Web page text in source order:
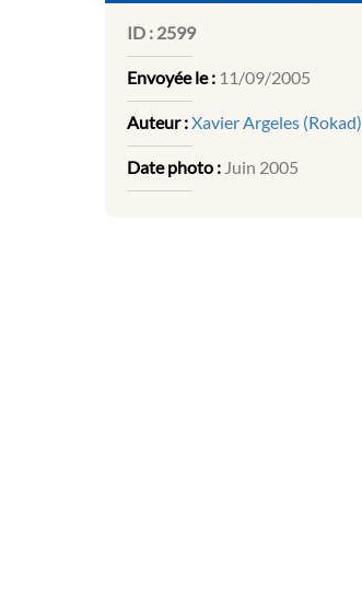
ID : 2599
Envoyée le : 11/09/2005
Auteur :Xavier Argeles (Rokad)
Date photo : Juin 2005